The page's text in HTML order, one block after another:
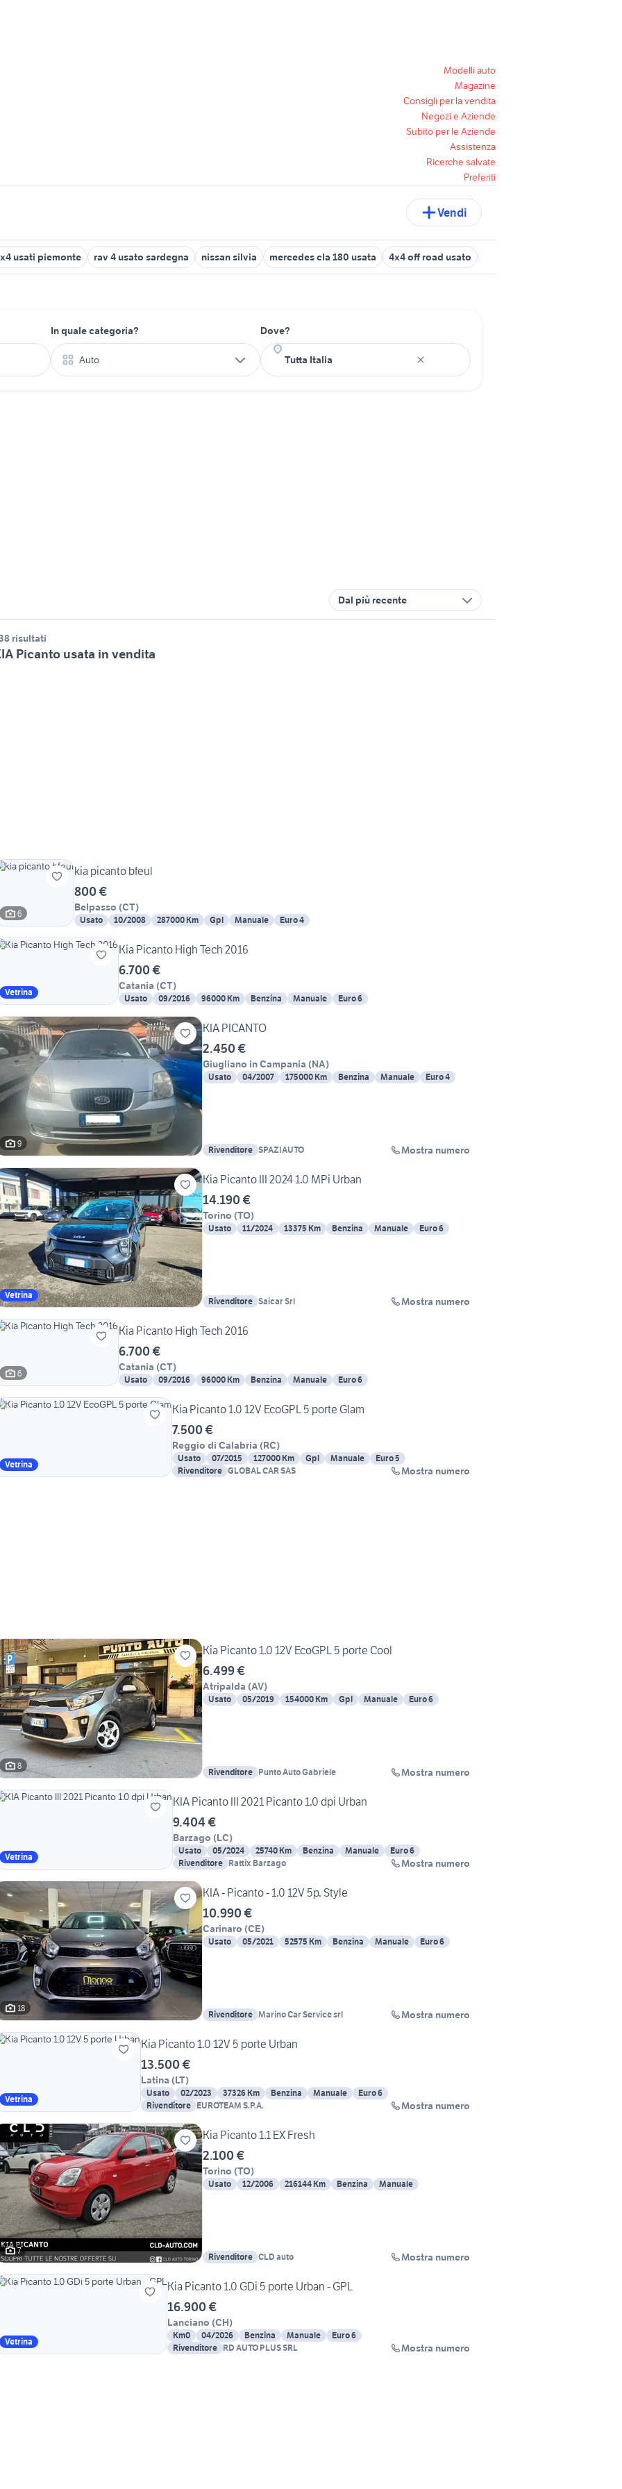
Modelli auto
Magazine
Consigli per la vendita
Negozi e Aziende
Subito per le Aziende
Assistenza
Ricerche salvate
Preferiti
Vendi
usati piemonte rav 4 usato sardegna nissan silvia mercedes cla 180 usata 4x4 off road usato
In quale categoria?
Auto
Dove?
Dal più recente
risultati
Picanto usata in vendita
6
kia picanto bfeul
800 €
Belpasso (CT)
Usato 10/2008 287000 Km Gpl Manuale Euro 4
Vetrina
Kia Picanto High Tech 2016
6.700 €
Catania (CT)
Usato 09/2016 96000 Km Benzina Manuale Euro 6
9
KIA PICANTO
2.450 €
Giugliano in Campania (NA)
Usato 04/2007 175000 Km Benzina Manuale Euro 4
Rivenditore SPAZIAUTO Mostra numero
Vetrina
Kia Picanto III 2024 1.0 MPi Urban
14.190 €
Torino (TO)
Usato 11/2024 13375 Km Benzina Manuale Euro 6
Rivenditore Saicar Srl Mostra numero
6
Kia Picanto High Tech 2016
6.700 €
Catania (CT)
Usato 09/2016 96000 Km Benzina Manuale Euro 6
Vetrina
Kia Picanto 1.0 12V EcoGPL 5 porte Glam
7.500 €
Reggio di Calabria (RC)
Usato 07/2015 127000 Km Gpl Manuale
Euro 5
Rivenditore GLOBAL CAR SAS Mostra numero
8
Kia Picanto 1.0 12V EcoGPL 5 porte Cool
6.499 €
Atripalda (AV)
Usato 05/2019 154000 Km Gpl Manuale Euro 6
Rivenditore Punto Auto Gabriele Mostra numero
Vetrina
KIA Picanto III 2021 Picanto 1.0 dpi Urban
9.404 €
Barzago (LC)
Usato 05/2024 25740 Km Benzina Manuale
Euro 6
Rivenditore Rattix Barzago Mostra numero
18
KIA - Picanto - 1.0 12V 5p. Style
10.990 €
Carinaro (CE)
Usato 05/2021 52575 Km Benzina Manuale Euro 6
Rivenditore Marino Car Service srl Mostra numero
Vetrina
Kia Picanto 1.0 12V 5 porte Urban
13.500 €
Latina (LT)
Usato 02/2023 37326 Km Benzina Manuale
Euro 6
Rivenditore EUROTEAM S.P.A. Mostra numero
7
Kia Picanto 1.1 EX Fresh
2.100 €
Torino (TO)
Usato 12/2006 216144 Km Benzina Manuale
Rivenditore CLD auto Mostra numero
Vetrina
Kia Picanto 1.0 GDi 5 porte Urban - GPL
16.900 €
Lanciano (CH)
Km0 04/2026 Benzina Manuale
Euro 6
Rivenditore RD AUTO PLUS SRL Mostra numero